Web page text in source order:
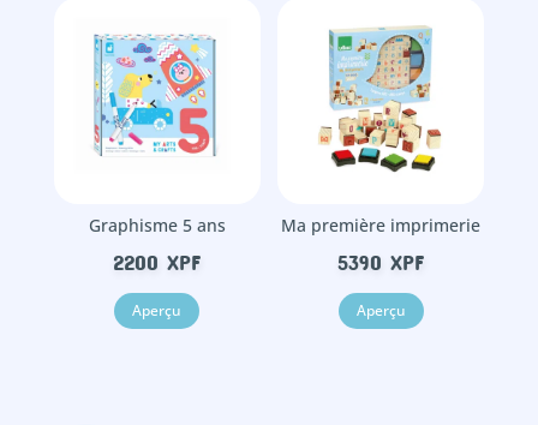
Graphisme 5 ans
2200XPF
Aperçu
Ma première imprimerie
5390XPF
Aperçu